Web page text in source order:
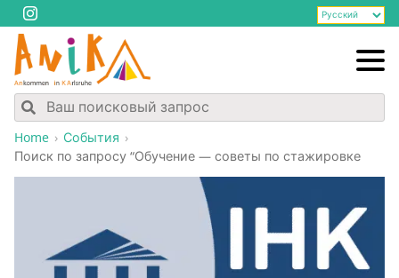
Home
События
Поиск по запро­су “Обу­че­ние — сове­ты по стажировке